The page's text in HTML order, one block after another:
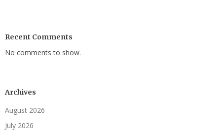
Recent Comments
No comments to show.
Archives
August 2026
July 2026